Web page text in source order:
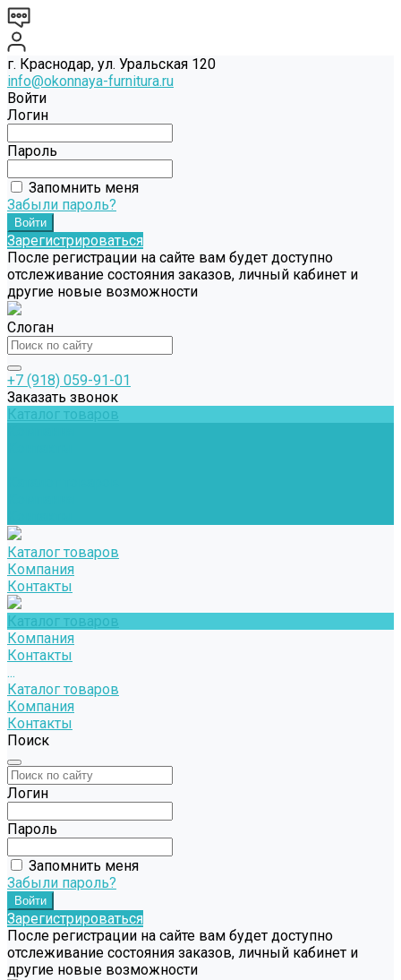
г. Краснодар, ул. Уральская 120
info@okonnaya-furnitura.ru
Войти
Логин
Пароль
Запомнить меня
Забыли пароль?
Зарегистрироваться
После регистрации на сайте вам будет доступно
отслеживание состояния заказов, личный кабинет и
другие новые возможности
Слоган
+7 (918) 059-91-01
Заказать звонок
Каталог товаров
Каталог товаров
Компания
Контакты
Каталог товаров
Компания
Контакты
...
Каталог товаров
Компания
Контакты
Поиск
Логин
Пароль
Запомнить меня
Забыли пароль?
Зарегистрироваться
После регистрации на сайте вам будет доступно
отслеживание состояния заказов, личный кабинет и
другие новые возможности